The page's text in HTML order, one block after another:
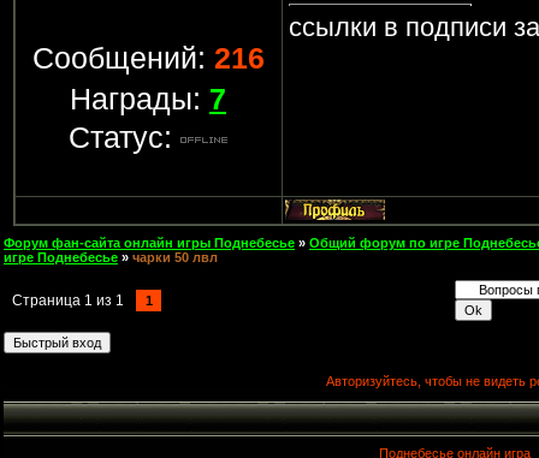
Сообщений: 216
Награды: 7
Статус:
ссылки в подписи
Форум фан-сайта онлайн игры Поднебесье » Общий форум по игре
игре Поднебесье » чарки 50 лвл
Страница 1 из 1 1
Авторизуйтесь, чтобы не видеть
Поднебесье онлайн игра